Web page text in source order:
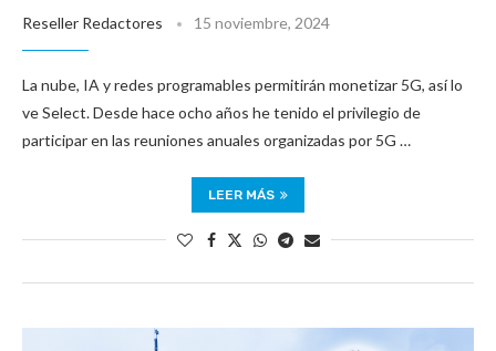
Reseller Redactores 15 noviembre, 2024
La nube, IA y redes programables permitirán monetizar 5G, así lo
ve Select. Desde hace ocho años he tenido el privilegio de
participar en las reuniones anuales organizadas por 5G …
LEER MÁS